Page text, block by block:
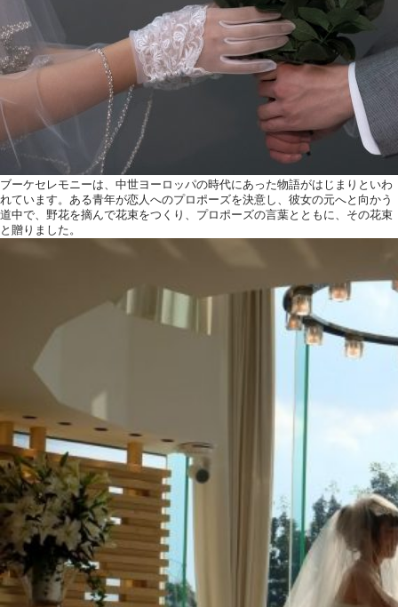
TEL.03-
営業時間 11:00〜18:00（土日
定休日
火曜日（祝
〒112-8680 東京都文京
ホテルサイト
ブーケセレモニーは、中世ヨーロッパの時代にあった物語がはじまりといわ
れています。ある青年が恋人へのプロポーズを決意し、彼女の元へと向かう
道中で、野花を摘んで花束をつくり、プロポーズの言葉とともに、その花束
と贈りました。